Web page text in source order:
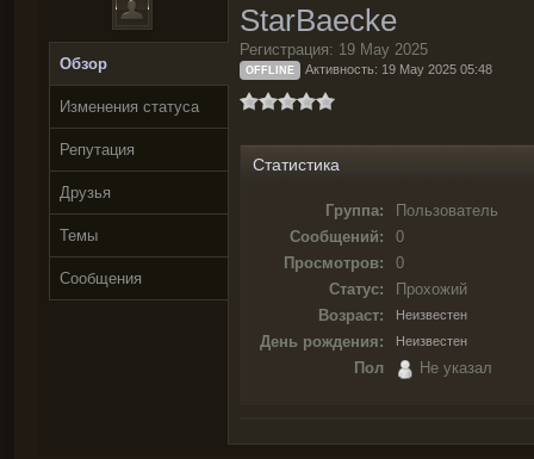
Обзор
Изменения статуса
Репутация
Друзья
Темы
Сообщения
StarBaecke
Регистрация: 19 May 2025
OFFLINE Активность: 19 May 2025 05:48
Статистика
Группа:
Пользователь
Сообщений:
0
Просмотров:
0
Статус:
Прохожий
Возраст:
Неизвестен
День рождения: Неизвестен
Пол Не указал